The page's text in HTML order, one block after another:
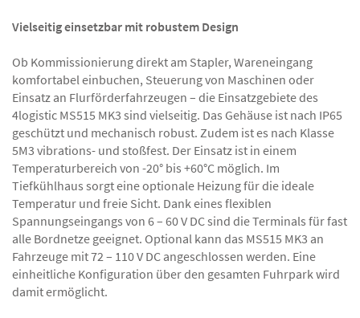
Vielseitig einsetzbar mit robustem Design
Ob Kommissionierung direkt am Stapler, Wareneingang
komfortabel einbuchen, Steuerung von Maschinen oder
Einsatz an Flurförderfahrzeugen – die Einsatzgebiete des
4logistic MS515 MK3 sind vielseitig. Das Gehäuse ist nach IP65
geschützt und mechanisch robust. Zudem ist es nach Klasse
5M3 vibrations- und stoßfest. Der Einsatz ist in einem
Temperaturbereich von -20° bis +60°C möglich. Im
Tiefkühlhaus sorgt eine optionale Heizung für die ideale
Temperatur und freie Sicht. Dank eines flexiblen
Spannungseingangs von 6 – 60 V DC sind die Terminals für fast
alle Bordnetze geeignet. Optional kann das MS515 MK3 an
Fahrzeuge mit 72 – 110 V DC angeschlossen werden. Eine
einheitliche Konfiguration über den gesamten Fuhrpark wird
damit ermöglicht.